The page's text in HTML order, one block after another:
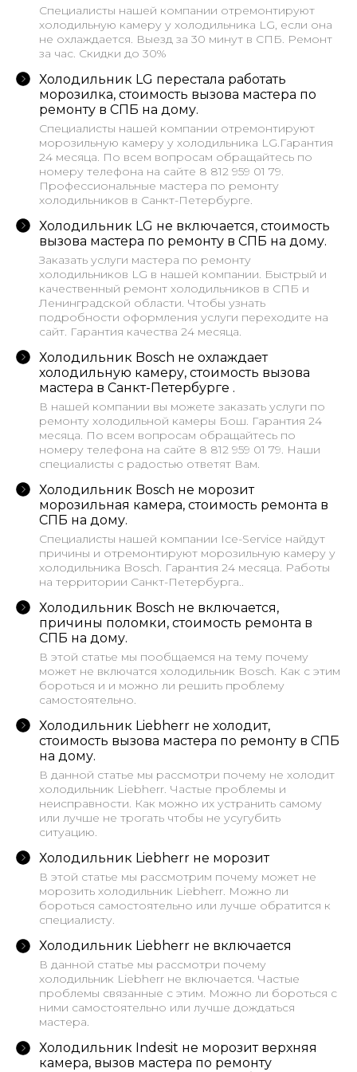
Cпециалисты нашей компании отремонтируют
холодильную камеру у холодильника LG, если она
не охлаждается. Выезд за 30 минут в СПБ. Ремонт
за час. Скидки до 30%
Холодильник LG перестала работать
морозилка, стоимость вызова мастера по
ремонту в СПБ на дому.
Cпециалисты нашей компании отремонтируют
морозильную камеру у холодильника LG.Гарантия
24 месяца. По всем вопросам обращайтесь по
номеру телефона на сайте 8 812 959 01 79.
Профессиональные мастера по ремонту
холодильников в Санкт-Петербурге.
Холодильник LG не включается, стоимость
вызова мастера по ремонту в СПБ на дому.
Заказать услуги мастера по ремонту
холодильников LG в нашей компании. Быстрый и
качественный ремонт холодильников в СПБ и
Ленинградской области. Чтобы узнать
подробности оформления услуги переходите на
сайт. Гарантия качества 24 месяца.
Холодильник Bosch не охлаждает
холодильную камеру, стоимость вызова
мастера в Санкт-Петербурге .
В нашей компании вы можете заказать услуги по
ремонту холодильной камеры Бош. Гарантия 24
месяца. По всем вопросам обращайтесь по
номеру телефона на сайте 8 812 959 01 79. Наши
специалисты с радостью ответят Вам.
Холодильник Bosch не морозит
морозильная камера, стоимость ремонта в
СПБ на дому.
Cпециалисты нашей компании Ice-Service найдут
причины и отремонтируют морозильную камеру у
холодильника Bosch. Гарантия 24 месяца. Работы
на территории Санкт-Петербурга..
Холодильник Bosch не включается,
причины поломки, стоимость ремонта в
СПБ на дому.
В этой статье мы пообщаемся на тему почему
может не включатся холодильник Bosch. Как с этим
бороться и и можно ли решить проблему
самостоятельно.
Холодильник Liebherr не холодит,
стоимость вызова мастера по ремонту в СПБ
на дому.
В данной статье мы рассмотри почему не холодит
холодильник Liebherr. Частые проблемы и
неисправности. Как можно их устранить самому
или лучше не трогать чтобы не усугубить
ситуацию.
Холодильник Liebherr не морозит
В этой статье мы рассмотрим почему может не
морозить холодильник Liebherr. Можно ли
бороться самостоятельно или лучше обратится к
специалисту.
Холодильник Liebherr не включается
В данной статье мы рассмотри почему
холодильник Liebherr не включается. Частые
проблемы связанные с этим. Можно ли бороться с
ними самостоятельно или лучше дождаться
мастера.
Холодильник Indesit не морозит верхняя
камера, вызов мастера по ремонту